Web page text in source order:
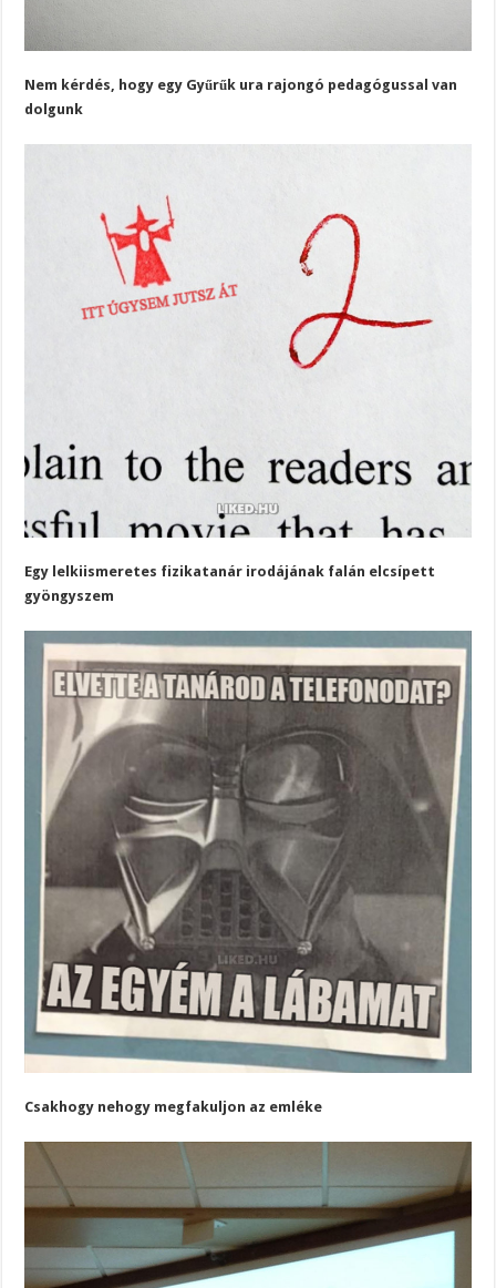
Nem kérdés, hogy egy Gyűrűk ura rajongó pedagógussal van
dolgunk
Egy lelkiismeretes fizikatanár irodájának falán elcsípett
gyöngyszem
Csakhogy nehogy megfakuljon az emléke